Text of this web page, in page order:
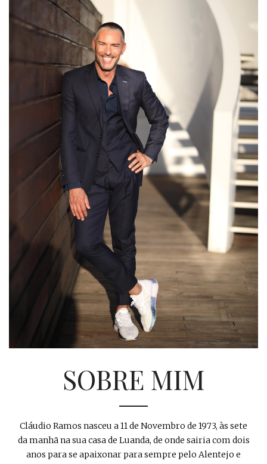
SOBRE MIM
Cláudio Ramos nasceu a 11 de Novembro de 1973, às sete
da manhã na sua casa de Luanda, de onde sairia com dois
anos para se apaixonar para sempre pelo Alentejo e